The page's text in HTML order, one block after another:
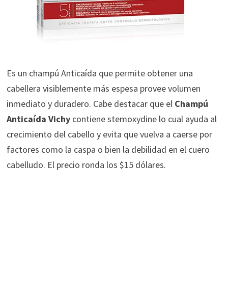
Es un champú Anticaída que permite obtener una
cabellera visiblemente más espesa provee volumen
inmediato y duradero. Cabe destacar que el Champú
Anticaída Vichy contiene stemoxydine lo cual ayuda al
crecimiento del cabello y evita que vuelva a caerse por
factores como la caspa o bien la debilidad en el cuero
cabelludo. El precio ronda los $15 dólares.